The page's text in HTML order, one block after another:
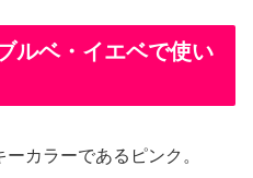
ルベ・イエベで使い
カラーであるピンク。